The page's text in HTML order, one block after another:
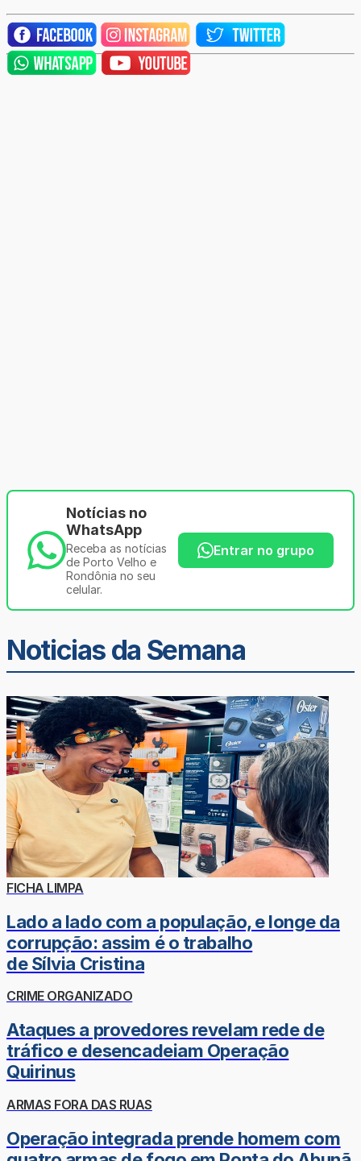
Notícias no
WhatsApp
Receba as notícias
de Porto Velho e
Rondônia no seu
celular.
Entrar no grupo
Noticias da Semana
FICHA LIMPA
Lado a lado com a população, e longe da
corrupção: assim é o trabalho
de Sílvia Cristina
CRIME ORGANIZADO
Ataques a provedores revelam rede de
tráfico e desencadeiam Operação
Quirinus
ARMAS FORA DAS RUAS
Operação integrada prende homem com